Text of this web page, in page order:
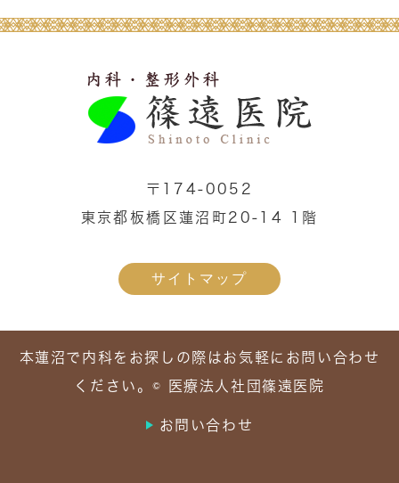
〒174-0052
東京都板橋区蓮沼町20-14 1階
サイトマップ
本蓮沼で内科をお探しの際はお気軽にお問い合わせ
ください。© 医療法人社団篠遠医院
お問い合わせ